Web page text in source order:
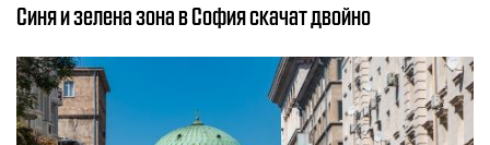
Синя и зелена зона в София скачат двойно